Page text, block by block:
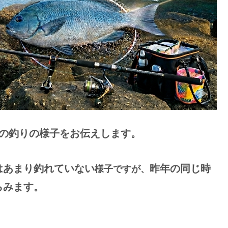
釣りの様子をお伝えします。
まり釣れていない様子ですが、 昨年の同じ時
ます。